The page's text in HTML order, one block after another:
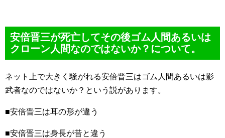
安倍晋三が死亡してその後ゴム人間あるいは
クローン人間なのではないか？について。
ネット上で大きく騒がれる安倍晋三はゴム人間あるいは影
武者なのではないか？という説があります。
■安倍晋三は耳の形が違う
■安倍晋三は身長が昔と違う